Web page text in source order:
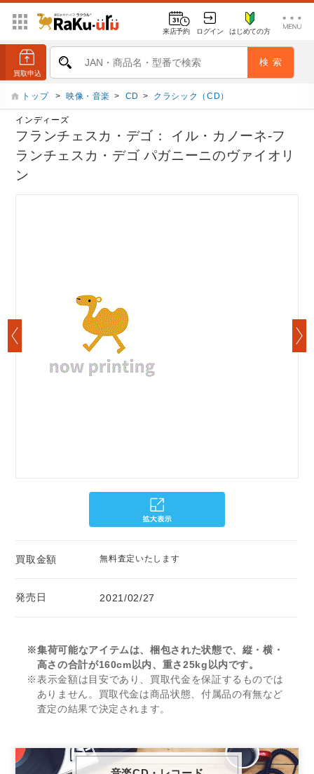
来店予約 ログイン はじめての方
トップ > 映像・音楽 > CD > クラシック（CD）
インディーズ
フランチェスカ・デゴ： イル・カノーネ-フ
ランチェスカ・デゴ パガニーニのヴァイオリ
ン
買取金額 無料査定いたします
発売日 2021/02/27
※集荷可能なアイテムは、梱包された状態で、縦・横・
高さの合計が160cm以内、重さ25kg以内です。
※表示金額は目安であり、買取代金を保証するものでは
ありません。買取代金は商品状態、付属品の有無など
査定の結果で決定されます。